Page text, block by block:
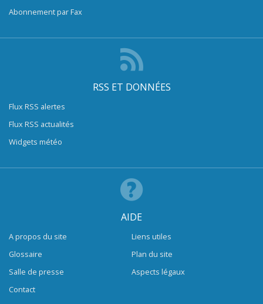
Abonnement par Fax
RSS ET DONNÉES
Flux RSS alertes
Flux RSS actualités
Widgets météo
AIDE
A propos du site
Glossaire
Salle de presse
Contact
Liens utiles
Plan du site
Aspects légaux